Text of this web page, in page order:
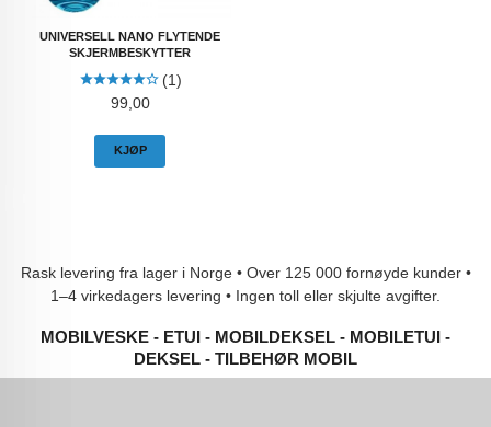
UNIVERSELL NANO FLYTENDE
SKJERMBESKYTTER
(1)
Pris
99,00
KJØP
Rask levering fra lager i Norge • Over 125 000 fornøyde kunder •
1–4 virkedagers levering • Ingen toll eller skjulte avgifter.
MOBILVESKE - ETUI - MOBILDEKSEL - MOBILETUI -
DEKSEL - TILBEHØR MOBIL